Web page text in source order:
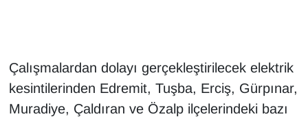
Çalışmalardan dolayı gerçekleştirilecek elektrik
kesintilerinden Edremit, Tuşba, Erciş, Gürpınar,
Muradiye, Çaldıran ve Özalp ilçelerindeki bazı
İngilizce
Kadın